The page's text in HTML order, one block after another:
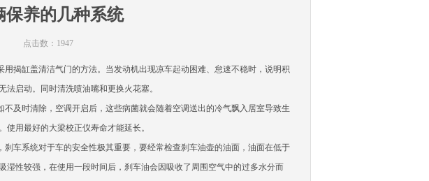
保养的几种系统
点击数：1947
揭缸盖清洁气门的方法。当发动机出现凉车起动困难、怠速不稳时，说明积
启动。同时清洗喷油嘴和更换火花塞。
及时清除，空调开启后，这些病菌就会随着空调送出的冷气飘入居室导致生
用最好的大梁校正仪寿命才能延长。
车系统对于车的安全性极其重要，要经常检查刹车油壶的油面，油面在低于
湿性较强，在使用一段时间后，刹车油会因吸收了周围空气中的过多水分而